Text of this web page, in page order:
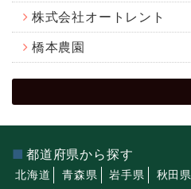
株式会社オートレント
橋本農園
都道府県から探す
北海道 青森県 岩手県 秋田県